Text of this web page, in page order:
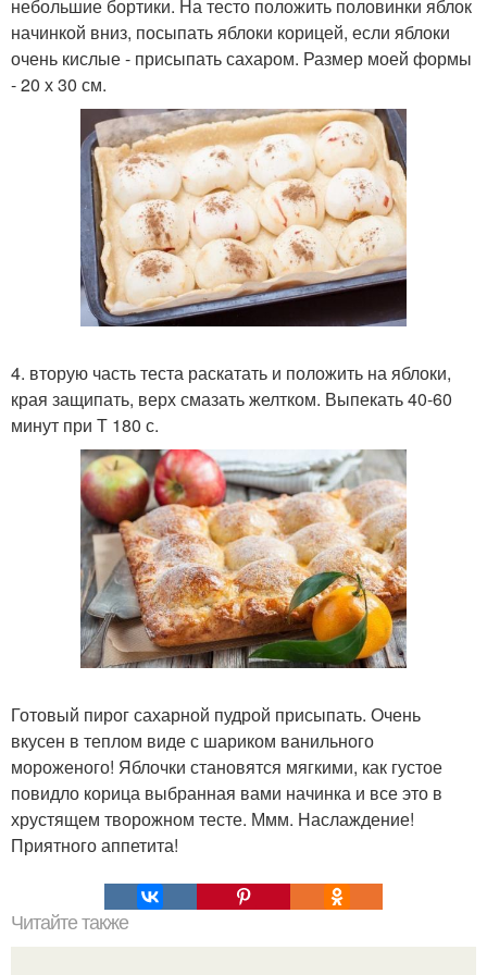
небольшие бортики. На тесто положить половинки яблок
начинкой вниз, посыпать яблоки корицей, если яблоки
очень кислые - присыпать сахаром. Размер моей формы
- 20 х 30 см.
4. вторую часть теста раскатать и положить на яблоки,
края защипать, верх смазать желтком. Выпекать 40-60
минут при Т 180 с.
Готовый пирог сахарной пудрой присыпать. Очень
вкусен в теплом виде с шариком ванильного
мороженого! Яблочки становятся мягкими, как густое
повидло корица выбранная вами начинка и все это в
хрустящем творожном тесте. Ммм. Наслаждение!
Приятного аппетита!
Читайте также